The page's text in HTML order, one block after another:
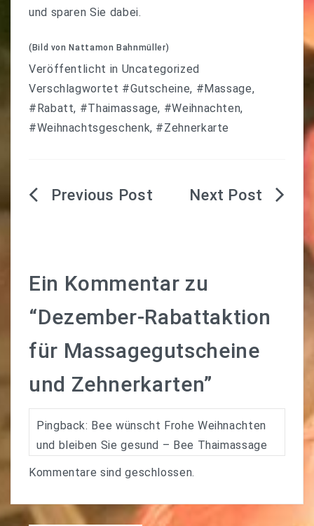
und sparen Sie dabei.
(Bild von Nattamon Bahnmüller)
Veröffentlicht in Uncategorized
Verschlagwortet #Gutscheine, #Massage,
#Rabatt, #Thaimassage, #Weihnachten,
#Weihnachtsgeschenk, #Zehnerkarte
Beitragsnavigation
Ein Kommentar zu
“Dezember-Rabattaktion
für Massagegutscheine
und Zehnerkarten”
Pingback: Bee wünscht Frohe Weihnachten
und bleiben Sie gesund – Bee Thaimassage
Kommentare sind geschlossen.